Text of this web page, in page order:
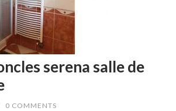
serena salle de
0 COMMENTS